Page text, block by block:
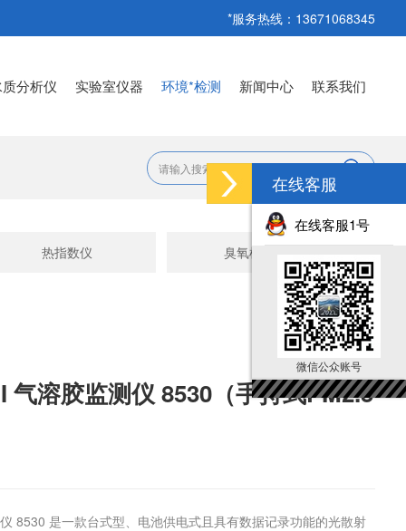
*服务热线：13671068345
分析仪 实验室仪器 环境*检测 新闻中心 联系我们
热指数仪 臭氧检测仪
气溶胶监测仪 8530（手持式PM2.5
8530 是一款台式型、电池供电式且具有数据记录功能的光散射
在线客服
在线客服1号
微信公众账号